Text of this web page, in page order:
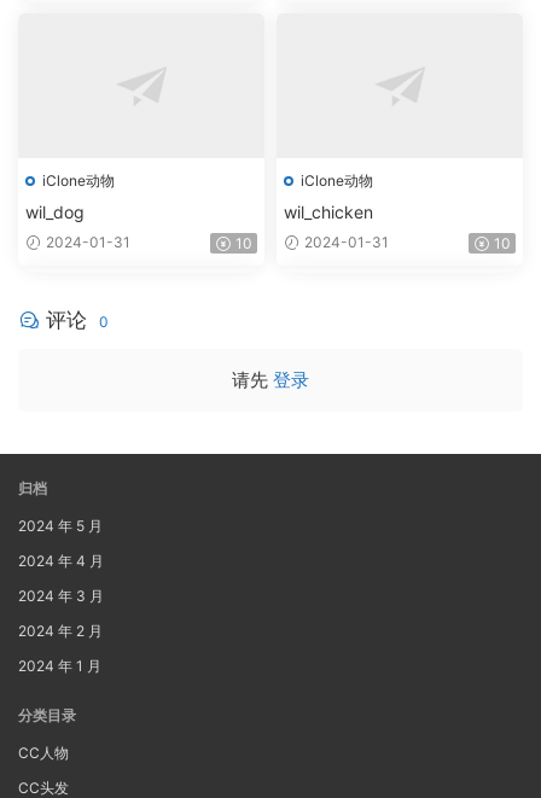
iClone动物
wil_dog
2024-01-31 10
iClone动物
wil_chicken
2024-01-31 10
评论 0
请先 登录
归档
2024 年 5 月
2024 年 4 月
2024 年 3 月
2024 年 2 月
2024 年 1 月
分类目录
CC人物
CC头发